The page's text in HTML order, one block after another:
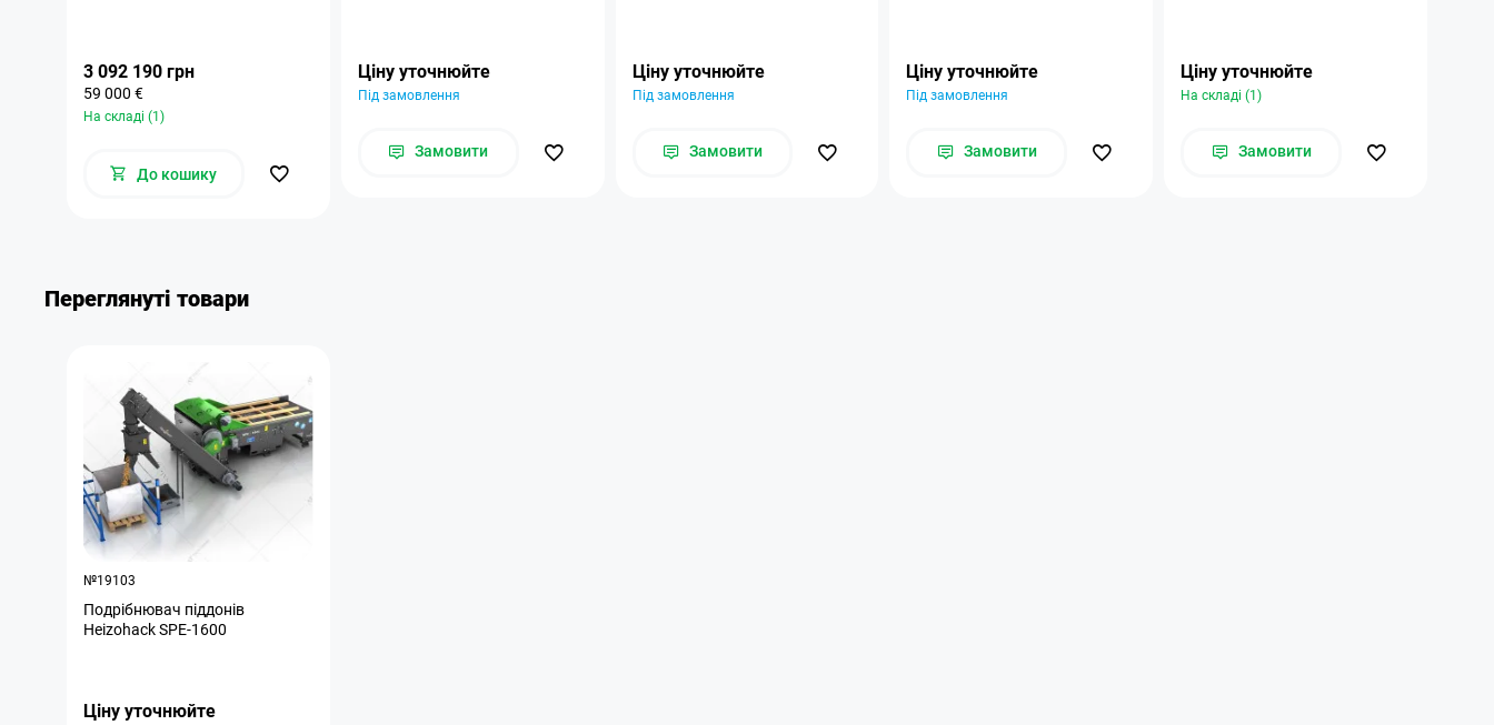
3 092 190 грн
59 000 €
На складі (1)
До кошику
Ціну уточнюйте
Під замовлення
Замовити
Ціну уточнюйте
Під замовлення
Замовити
Ціну уточнюйте
Під замовлення
Замовити
Ціну уточнюйте
На складі (1)
Замовити
Переглянуті товари
№19103
Подрібнювач піддонів
Heizohack SPE-1600
Ціну уточнюйте